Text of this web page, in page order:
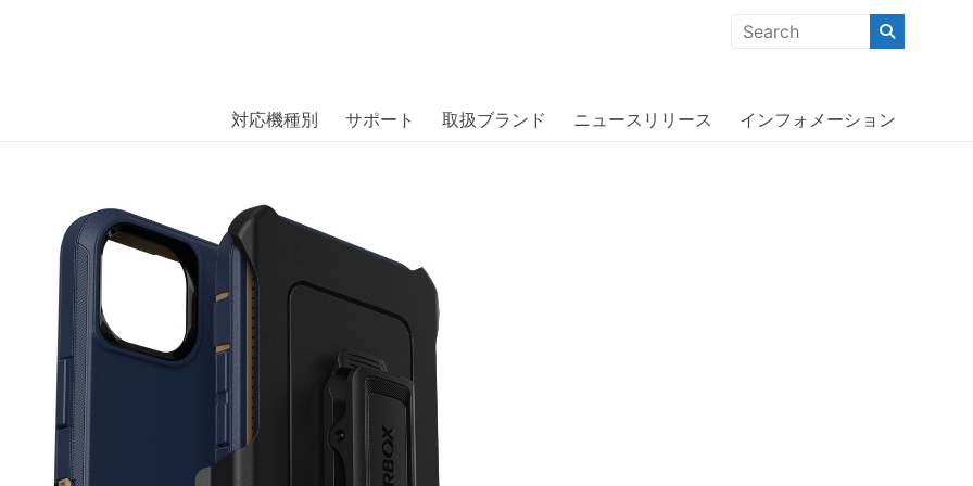
には、日本では珍しい「海外ブランド」をはじめ「ユニークな商品」「機能的な商品」「コストパフォーマンスの高い商
対応機種別 サポート 取扱ブランド ニュースリリース インフォメーション